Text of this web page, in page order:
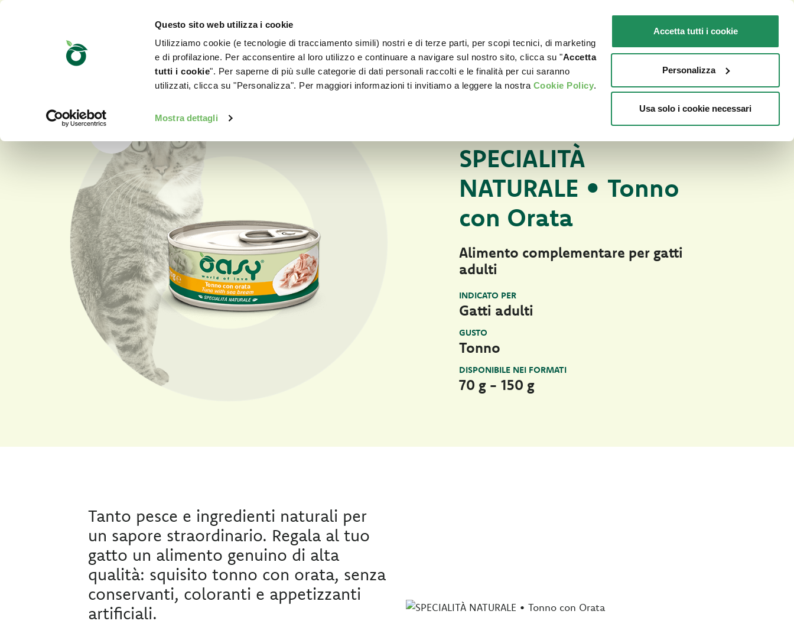
Questo sito web utilizza i cookie
Utilizziamo cookie (e tecnologie di tracciamento simili) nostri e di terze parti, per scopi tecnici, di marketing
e di profilazione. Per acconsentire al loro utilizzo e continuare a navigare sul nostro sito, clicca su "Accetta
tutti i cookie". Per saperne di più sulle categorie di dati personali raccolti e le finalità per cui saranno
utilizzati, clicca su "Personalizza". Per maggiori informazioni ti invitiamo a leggere la nostra Cookie Policy.
Mostra dettagli
Accetta tutti i cookie
Personalizza
Usa solo i cookie necessari
IL NOSTRO MONDO PER IL TUO CANE PER IL TUO GATTO DOVE ACQUISTARE PET NEWS
SPECIALITÀ
NATURALE • Tonno
con Orata
Alimento complementare per gatti
adulti
INDICATO PER
Gatti adulti
GUSTO
Tonno
DISPONIBILE NEI FORMATI
70 g - 150 g
Tanto pesce e ingredienti naturali per
un sapore straordinario. Regala al tuo
gatto un alimento genuino di alta
qualità: squisito tonno con orata, senza
conservanti, coloranti e appetizzanti
artificiali.